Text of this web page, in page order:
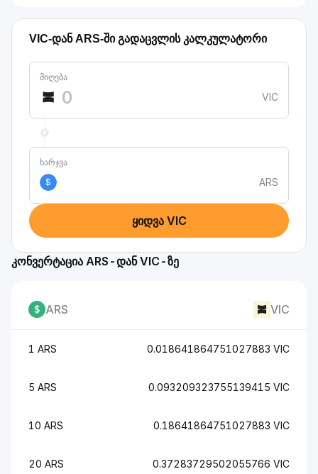
VIC-დან ARS-ში გადაცვლის კალკულატორი
მიღება
VIC
ხარჯვა
$
ARS
ყიდვა VIC
კონვერტაცია ARS-დან VIC-ზე
ARS VIC
1 ARS 0.018641864751027883 VIC
5 ARS 0.093209323755139415 VIC
10 ARS 0.18641864751027883 VIC
20 ARS 0.37283729502055766 VIC